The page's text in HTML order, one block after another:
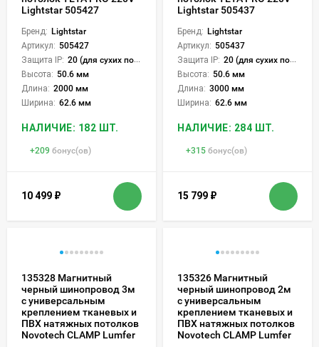
Lightstar 505427
Бренд: Lightstar
Артикул: 505427
Защита IP: 20 (для сухих пом.)
Высота: 50.6 мм
Длина: 2000 мм
Ширина: 62.6 мм
НАЛИЧИЕ: 182 ШТ.
+209 бонус(ов)
10 499 ₽
Lightstar 505437
Бренд: Lightstar
Артикул: 505437
Защита IP: 20 (для сухих пом.)
Высота: 50.6 мм
Длина: 3000 мм
Ширина: 62.6 мм
НАЛИЧИЕ: 284 ШТ.
+315 бонус(ов)
15 799 ₽
135328 Магнитный
черный шинопровод 3м
с универсальным
креплением тканевых и
ПВХ натяжных потолков
Novotech CLAMP Lumfer
135326 Магнитный
черный шинопровод 2м
с универсальным
креплением тканевых и
ПВХ натяжных потолков
Novotech CLAMP Lumfer